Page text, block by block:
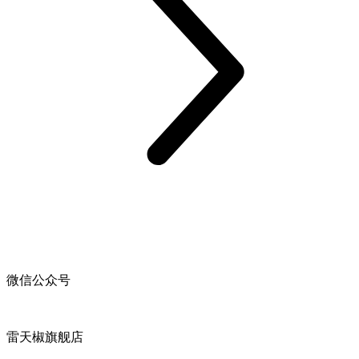
微信公众号
雷天椒旗舰店